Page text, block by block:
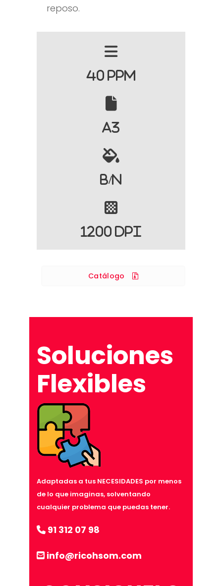
reposo.
40 PPM
A3
B/N
1200 DPI
Catálogo
Soluciones
Flexibles
Adaptadas a tus NECESIDADES por menos
de lo que imaginas, solventando
cualquier problema que puedas tener.
91 312 07 98
info@ricohsom.com